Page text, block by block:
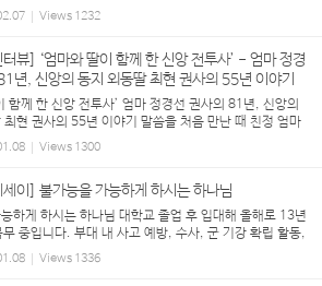
누군가 나의 어깨를 가볍게 툭 쳤다. 뒤돌아보니 유근영
나를 부...
Views 1232
터뷰] ‘엄마와 딸이 함께 한 신앙 전투사’ - 엄마 정경
년, 신앙의 동지 외동딸 최현 권사의 55년 이야기
함께 한 신앙 전투사’ 엄마 정경선 권사의 81년, 신앙의
최현 권사의 55년 이야기 말씀을 처음 만난 때 친정 엄마
고향은 전남 강진입니다. 친정 오빠의 잦은 사업 실패로
자 외조모께서 전북 이...
Views 1300
세이] 불가능을 가능하게 하시는 하나님
하게 하시는 하나님 대학교 졸업 후 입대해 올해로 13년
중입니다. 부대 내 사고 예방, 수사, 군 기강 확립 활동,
용 등의 역할을 하는 군사경찰(Military Police), 옛날
兵)의 임무를 수행하고 있습...
Views 1336